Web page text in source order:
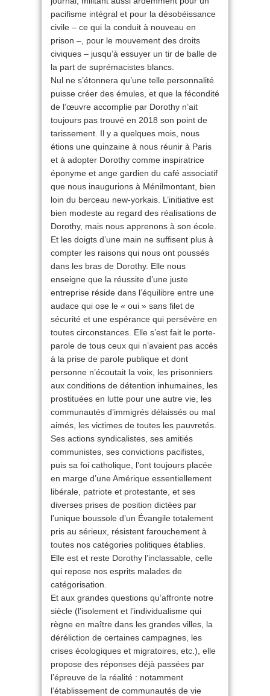
pacifisme intégral et pour la désobéissance
civile – ce qui la conduit à nouveau en
prison –, pour le mouvement des droits
civiques – jusqu’à essuyer un tir de balle de
la part de suprémacistes blancs.
Nul ne s’étonnera qu’une telle personnalité
puisse créer des émules, et que la fécondité
de l’œuvre accomplie par Dorothy n’ait
toujours pas trouvé en 2018 son point de
tarissement. Il y a quelques mois, nous
étions une quinzaine à nous réunir à Paris
et à adopter Dorothy comme inspiratrice
éponyme et ange gardien du café associatif
que nous inaugurions à Ménilmontant, bien
loin du berceau new-yorkais. L’initiative est
bien modeste au regard des réalisations de
Dorothy, mais nous apprenons à son école.
Et les doigts d’une main ne suffisent plus à
compter les raisons qui nous ont poussés
dans les bras de Dorothy. Elle nous
enseigne que la réussite d’une juste
entreprise réside dans l’équilibre entre une
audace qui ose le « oui » sans filet de
sécurité et une espérance qui persévère en
toutes circonstances. Elle s’est fait le porte-
parole de tous ceux qui n’avaient pas accès
à la prise de parole publique et dont
personne n’écoutait la voix, les prisonniers
aux conditions de détention inhumaines, les
prostituées en lutte pour une autre vie, les
communautés d’immigrés délaissés ou mal
aimés, les victimes de toutes les pauvretés.
Ses actions syndicalistes, ses amitiés
communistes, ses con­victions pacifistes,
puis sa foi catholique, l’ont toujours placée
en marge d’une Amérique essentiellement
libérale, patriote et protestante, et ses
diverses prises de position dictées par
l’unique boussole d’un Évangile totalement
pris au sérieux, résistent farouchement à
toutes nos catégories politiques établies.
Elle est et reste Dorothy l’inclassable, celle
qui repose nos esprits malades de
catégorisation.
Et aux grandes questions qu’affronte notre
siècle (l’isolement et l’individualisme qui
règne en maître dans les grandes villes, la
déréliction de certaines campagnes, les
crises écologiques et migratoires, etc.), elle
propose des réponses déjà passées par
l’épreuve de la réalité : notamment
l’établissement de communautés de vie